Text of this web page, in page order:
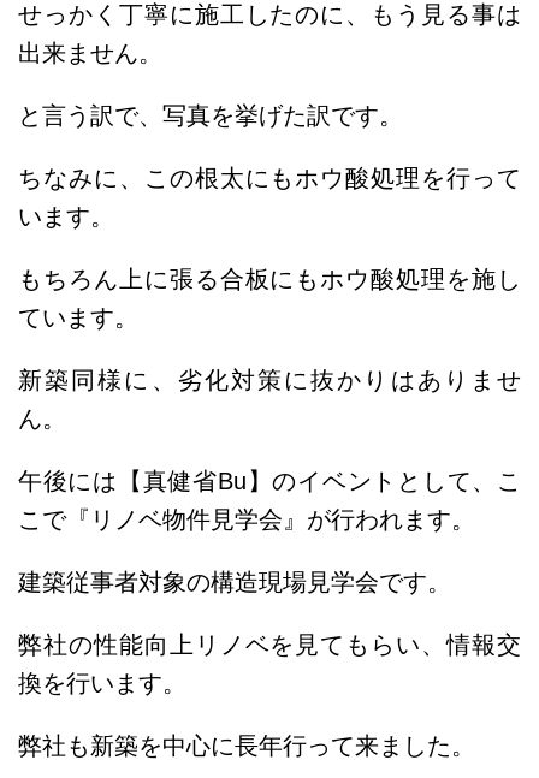
せっかく丁寧に施工したのに、もう見る事は
出来ません。
と言う訳で、写真を挙げた訳です。
ちなみに、この根太にもホウ酸処理を行って
います。
もちろん上に張る合板にもホウ酸処理を施し
ています。
新築同様に、劣化対策に抜かりはありませ
ん。
午後には【真健省Bu】のイベントとして、こ
こで『リノベ物件見学会』が行われます。
建築従事者対象の構造現場見学会です。
弊社の性能向上リノベを見てもらい、情報交
換を行います。
弊社も新築を中心に長年行って来ました。